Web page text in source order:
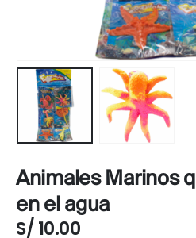
Animales Marinos
en el agua
S/ 10.00